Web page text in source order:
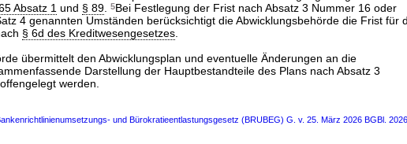
Absatz 1 und § 89 5Bei Festlegung der Frist nach Absatz 3 Nummer 16 oder
4 genannten Umständen berücksichtigt die Abwicklungsbehörde die Frist für
§ 6d des Kreditwesengesetzes
übermittelt den Abwicklungsplan und eventuelle Änderungen an die
Darstellung der Hauptbestandteile des Plans nach Absatz 3
werden.
und Bürokratieentlastungsgesetz (BRUBEG) G. v. 25. März 2026 BGBl.